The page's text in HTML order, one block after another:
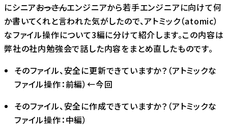
にシニアおっさんエンジニアから若手エンジニアに向けて何
か書いてくれと言われた気がしたので、アトミック（atomic）
なファイル操作について3編に分けて紹介します。この内容は
弊社の社内勉強会で話した内容をまとめ直したものです。
そのファイル、安全に更新できていますか？（アトミックな
ファイル操作：前編）←今回
そのファイル、安全に作成できていますか？（アトミックな
ファイル操作：中編）